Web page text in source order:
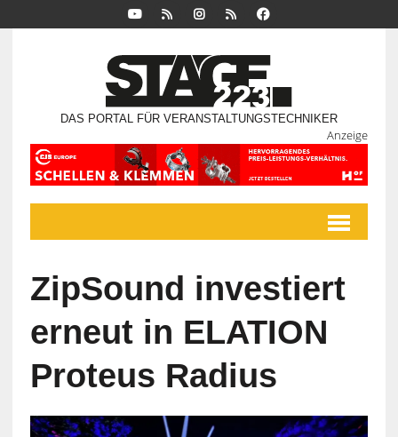
DAS PORTAL FÜR VERANSTALTUNGSTECHNIKER
Anzeige
ZipSound investiert
erneut in ELATION
Proteus Radius